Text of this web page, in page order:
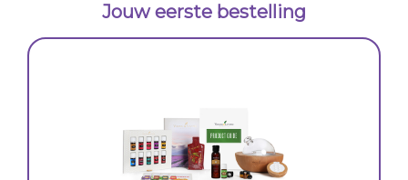
Jouw eerste bestelling